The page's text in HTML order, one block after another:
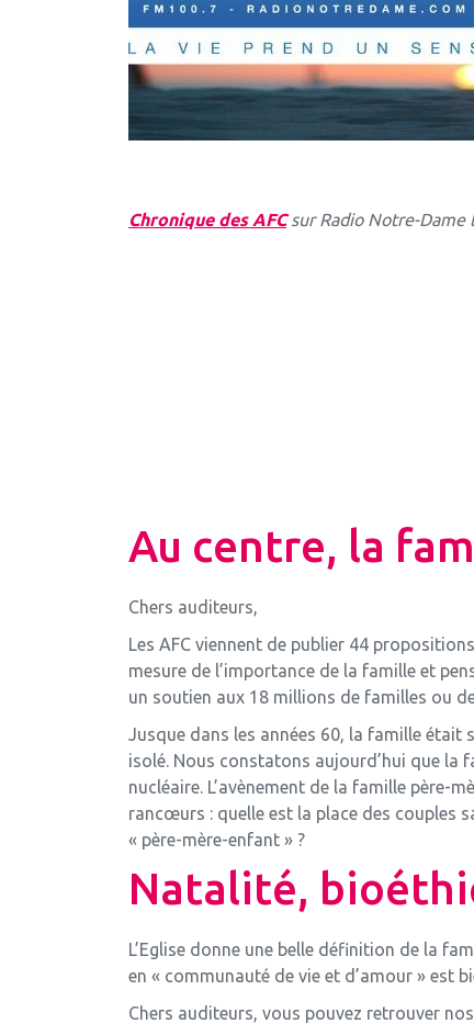
Chronique des AFCsur Radio Notre-Dame
Au centre, la
Chers auditeurs,
Les AFC viennent de publier 44
mesure de l’importance de la famille et
un soutien aux 18 millions de familles ou
Jusque dans les années 60, la famille
isolé. Nous constatons aujourd’hui que la
nucléaire. L’avènement de la famille père-
rancœurs : quelle est la place des couples
« père-mère-enfant » ?
Natalité,
L’Eglise donne une belle définition de la
en « communauté de vie et d’amour » est
Chers auditeurs, vous pouvez retrouver nos